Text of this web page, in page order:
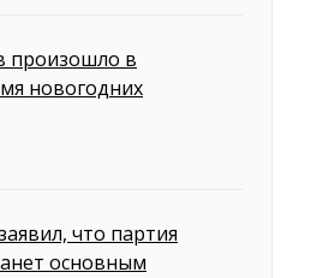
произошло в
новогодних
что партия
основным